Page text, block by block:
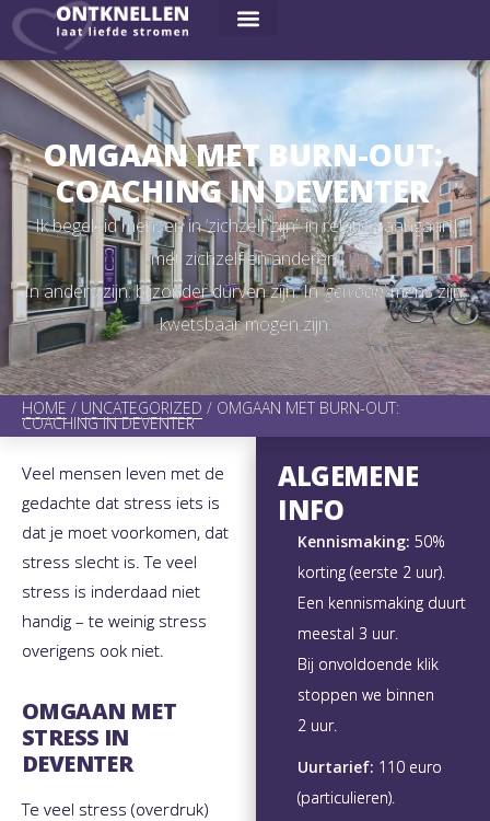
OMGAAN MET BURN-OUT:
COACHING IN DEVENTER
Ik begeleid mensen in ‘zichzelf zijn’: in relaties aangaan,
met zichzelf en anderen.
In anders zijn: bijzonder durven zijn. In ‘gewoon‘ mens zijn:
kwetsbaar mogen zijn.
HOME / UNCATEGORIZED / OMGAAN MET BURN-OUT:
COACHING IN DEVENTER
Veel mensen leven met de
gedachte dat stress iets is
dat je moet voorkomen, dat
stress slecht is. Te veel
stress is inderdaad niet
handig – te weinig stress
overigens ook niet.
OMGAAN MET
STRESS IN
DEVENTER
​Te veel stress (overdruk)
ALGEMENE
INFO
Kennismaking: 50%
korting (eerste 2 uur).
Een kennismaking duurt
meestal 3 uur.
Bij onvoldoende klik
stoppen we binnen
2 uur.
Uurtarief: 110 euro
(particulieren).